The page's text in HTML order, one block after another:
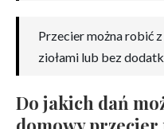
Przecier można robić
ziołami lub bez
Do jakich dań